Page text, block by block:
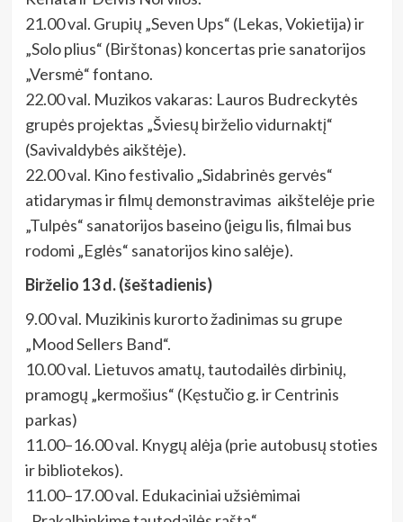
21.00 val. Grupių „Seven Ups“ (Lekas, Vokietija) ir
„Solo plius“ (Birštonas) koncertas prie sanatorijos
„Versmė“ fontano.
22.00 val. Muzikos vakaras: Lauros Budreckytės
grupės projektas „Šviesų birželio vidurnaktį“
(Savivaldybės aikštėje).
22.00 val. Kino festivalio „Sidabrinės gervės“
atidarymas ir filmų demonstravimas aikštelėje prie
„Tulpės“ sanatorijos baseino (jeigu lis, filmai bus
rodomi „Eglės“ sanatorijos kino salėje).
Birželio 13 d. (šeštadienis)
9.00 val. Muzikinis kurorto žadinimas su grupe
„Mood Sellers Band“.
10.00 val. Lietuvos amatų, tautodailės dirbinių,
pramogų „kermošius“ (Kęstučio g. ir Centrinis
parkas)
11.00–16.00 val. Knygų alėja (prie autobusų stoties
ir bibliotekos).
11.00–17.00 val. Edukaciniai užsiėmimai